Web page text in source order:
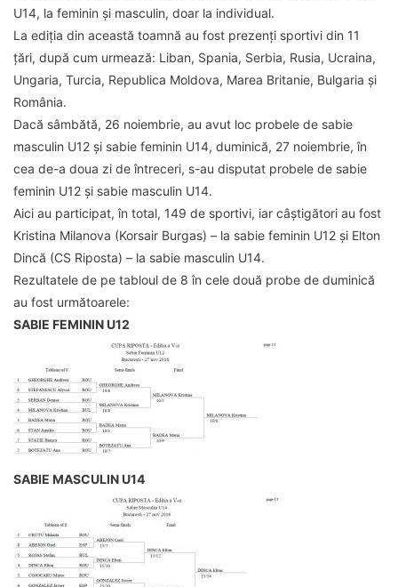
U14, la feminin și masculin, doar la individual.
La ediția din această toamnă au fost prezenți sportivi din 11
țări, după cum urmează: Liban, Spania, Serbia, Rusia, Ucraina,
Ungaria, Turcia, Republica Moldova, Marea Britanie, Bulgaria și
România.
Dacă sâmbătă, 26 noiembrie, au avut loc probele de sabie
masculin U12 și sabie feminin U14, duminică, 27 noiembrie, în
cea de-a doua zi de întreceri, s-au disputat probele de sabie
feminin U12 și sabie masculin U14.
Aici au participat, în total, 149 de sportivi, iar câștigători au fost
Kristina Milanova (Korsair Burgas) – la sabie feminin U12 și Elton
Dincă (CS Riposta) – la sabie masculin U14.
Rezultatele de pe tabloul de 8 în cele două probe de duminică
au fost următoarele:
SABIE FEMININ U12
SABIE MASCULIN U14